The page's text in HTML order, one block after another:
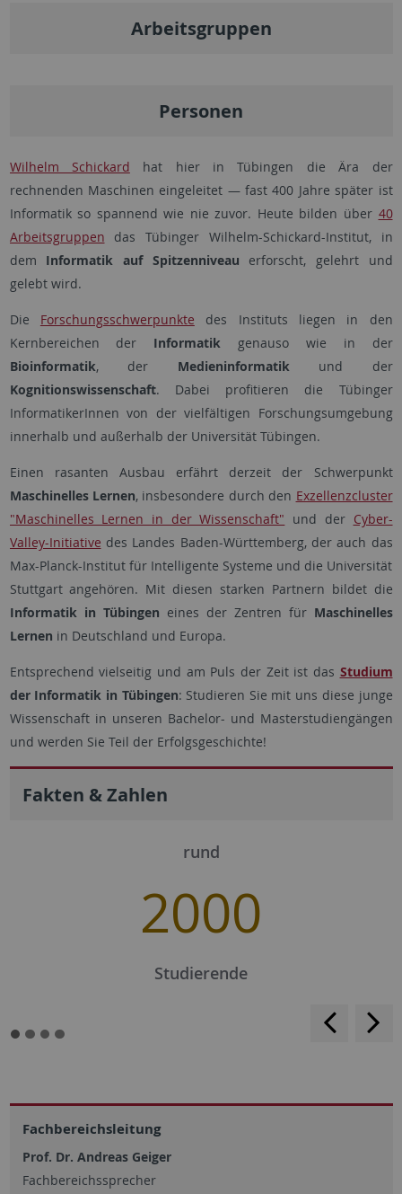
Arbeitsgruppen
Personen
Wilhelm Schickard hat hier in Tübingen die Ära der
rechnenden Maschinen eingeleitet — fast 400 Jahre später ist
Informatik so spannend wie nie zuvor. Heute bilden über 40
Arbeitsgruppen das Tübinger Wilhelm-Schickard-Institut, in
dem Informatik auf Spitzenniveau erforscht, gelehrt und
gelebt wird.
Die Forschungsschwerpunkte des Instituts liegen in den
Kernbereichen der Informatik genauso wie in der
Bioinformatik, der Medieninformatik und der
Kognitionswissenschaft. Dabei profitieren die Tübinger
InformatikerInnen von der vielfältigen Forschungsumgebung
innerhalb und außerhalb der Universität Tübingen.
Einen rasanten Ausbau erfährt derzeit der Schwerpunkt
Maschinelles Lernen, insbesondere durch den Exzellenzcluster
"Maschinelles Lernen in der Wissenschaft" und der Cyber-
Valley-Initiative des Landes Baden-Württemberg, der auch das
Max-Planck-Institut für Intelligente Systeme und die Universität
Stuttgart angehören. Mit diesen starken Partnern bildet die
Informatik in Tübingen eines der Zentren für Maschinelles
Lernen in Deutschland und Europa.
Entsprechend vielseitig und am Puls der Zeit ist das Studium
der Informatik in Tübingen: Studieren Sie mit uns diese junge
Wissenschaft in unseren Bachelor- und Masterstudiengängen
und werden Sie Teil der Erfolgsgeschichte!
Fakten & Zahlen
rund
2000
Studierende
Fachbereichsleitung
Prof. Dr. Andreas Geiger
Fachbereichssprecher